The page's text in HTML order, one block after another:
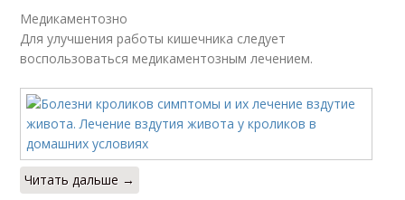
Медикаментозно
Для улучшения работы кишечника следует
воспользоваться медикаментозным лечением.
Читать дальше →